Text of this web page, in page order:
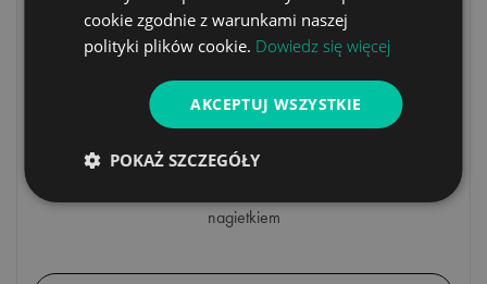
27 - PALERMO - herbata czarna - 50g
Czarna herbata Ceylon High Grown z jabłkiem, maliną,
nagietkiem
cookie zgodnie z warunkami naszej
polityki plików cookie. Dowiedz się więcej
AKCEPTUJ WSZYSTKIE
POKAŻ SZCZEGÓŁY